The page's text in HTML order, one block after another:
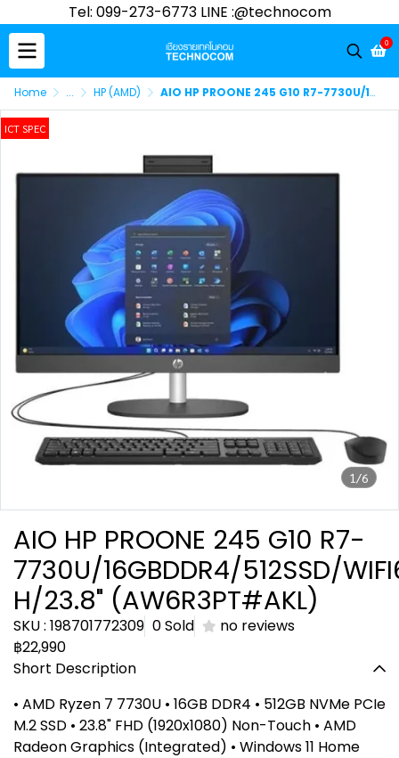
Tel: 099-273-6773 LINE :@technocom
0
Home ... HP (AMD) AIO HP PROONE 245 G10 R7-7730U/16GBDDR4/512SSD/WIFI6/WIN11 H/23.8" (AW6R3PT#AKL)
1/6
ICT SPEC
AIO HP PROONE 245 G10 R7-
7730U/16GBDDR4/512SSD/
H/23.8" (AW6R3PT#AKL)
SKU : 198701772309 0 Sold
no reviews
฿22,990
Short Description
• AMD Ryzen 7 7730U • 16GB DDR4 • 512GB NVMe PCIe
M.2 SSD • 23.8" FHD (1920x1080) Non-Touch • AMD
Radeon Graphics (Integrated) • Windows 11 Home